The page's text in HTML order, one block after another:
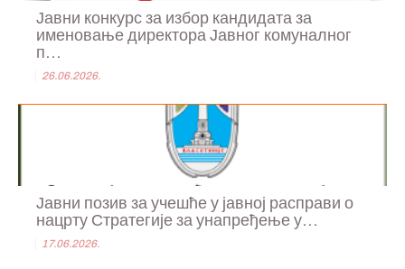
Јавни конкурс за избор кандидата за
именовање директора Јавног комуналног
п...
26.06.2026.
Јавни позив за учешће у јавној расправи о
нацрту Стратегије за унапређење у...
17.06.2026.